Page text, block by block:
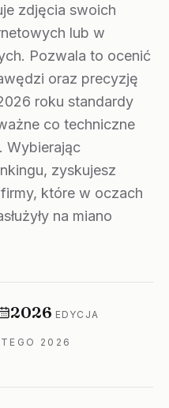
zdjęcia swoich
lub w
Pozwala to ocenić
oraz precyzję
roku standardy
co techniczne
Wybierając
zyskujesz
które w oczach
na miano
edycji
2026 EDYCJA
2026